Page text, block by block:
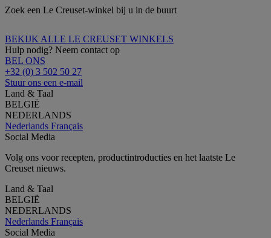
Zoek een Le Creuset-winkel bij u in de buurt
BEKIJK ALLE LE CREUSET WINKELS
Hulp nodig? Neem contact op
BEL ONS
+32 (0) 3 502 50 27
Stuur ons een e-mail
Land & Taal
BELGIË
NEDERLANDS
Nederlands Français
Social Media
Volg ons voor recepten, productintroducties en het laatste Le
Creuset nieuws.
Land & Taal
BELGIË
NEDERLANDS
Nederlands Français
Social Media